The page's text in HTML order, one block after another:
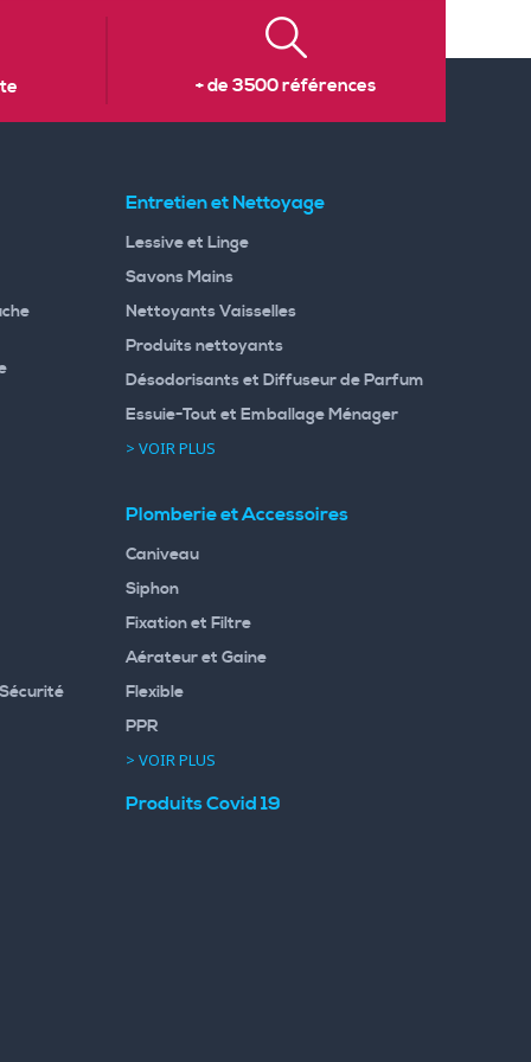
+ de 3500 références
Entretien et Nettoyage
Lessive et Linge
Savons Mains
Nettoyants Vaisselles
Produits nettoyants
Désodorisants et Diffuseur de Parfum
Essuie-Tout et Emballage Ménager
> VOIR PLUS
Plomberie et Accessoires
Caniveau
Siphon
Fixation et Filtre
Aérateur et Gaine
Flexible
PPR
> VOIR PLUS
Produits Covid 19